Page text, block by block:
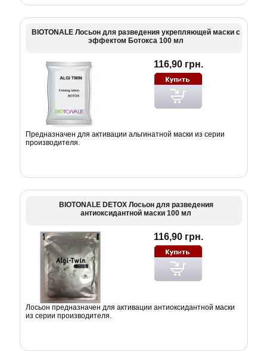
BIOTONALE Лосьон для разведения укрепляющей маски с
эффектом Ботокса 100 мл
116,90 грн.
Предназначен для активации альгинатной маски из серии
производителя.
BIOTONALE DETOX Лосьон для разведения
антиоксидантной маски 100 мл
116,90 грн.
Лосьон предназначен для активации антиоксидантной маски
из серии производителя.